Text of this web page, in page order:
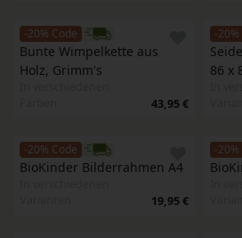
-20% Code
Bunte Wimpelkette aus
Holz, Grimm's
43,95 €
-
86 x
-20% Code
BioKinder Bilderrahmen A4
19,95 €
-